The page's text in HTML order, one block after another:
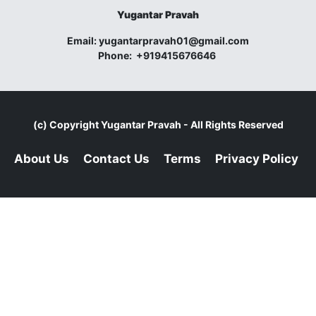
Yugantar Pravah
Email:yugantarpravah01@gmail.com
Phone: +919415676646
(c) CopyrightYugantar Pravah - All Rights Reserved
About Us Contact Us Terms Privacy Policy